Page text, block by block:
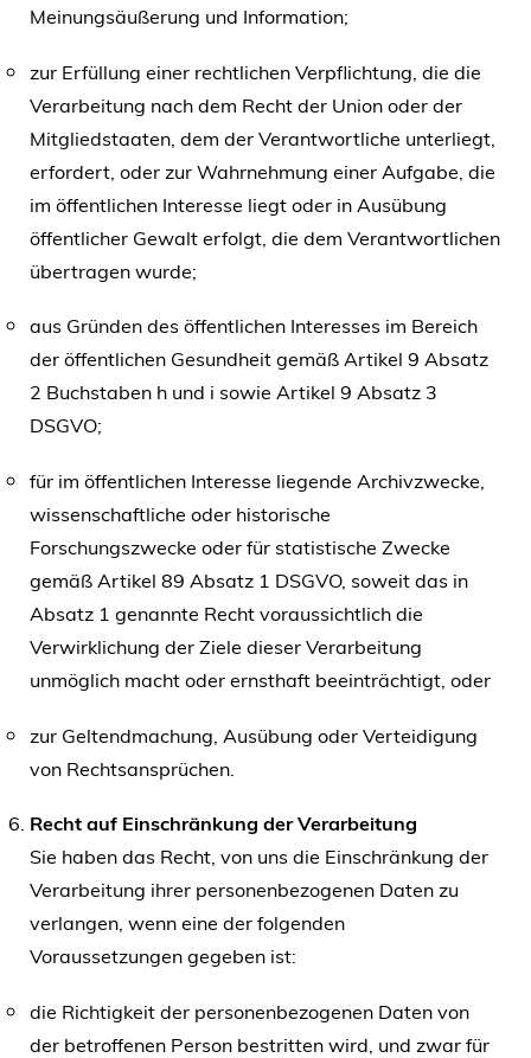
Meinungsäußerung und Information;
zur Erfüllung einer rechtlichen Verpflichtung, die die
Verarbeitung nach dem Recht der Union oder der
Mitgliedstaaten, dem der Verantwortliche unterliegt,
erfordert, oder zur Wahrnehmung einer Aufgabe, die
im öffentlichen Interesse liegt oder in Ausübung
öffentlicher Gewalt erfolgt, die dem Verantwortlichen
übertragen wurde;
aus Gründen des öffentlichen Interesses im Bereich
der öffentlichen Gesundheit gemäß Artikel 9 Absatz
2 Buchstaben h und i sowie Artikel 9 Absatz 3
DSGVO;
für im öffentlichen Interesse liegende Archivzwecke,
wissenschaftliche oder historische
Forschungszwecke oder für statistische Zwecke
gemäß Artikel 89 Absatz 1 DSGVO, soweit das in
Absatz 1 genannte Recht voraussichtlich die
Verwirklichung der Ziele dieser Verarbeitung
unmöglich macht oder ernsthaft beeinträchtigt, oder
zur Geltendmachung, Ausübung oder Verteidigung
von Rechtsansprüchen.
Recht auf Einschränkung der Verarbeitung
Sie haben das Recht, von uns die Einschränkung der
Verarbeitung ihrer personenbezogenen Daten zu
verlangen, wenn eine der folgenden
Voraussetzungen gegeben ist:
die Richtigkeit der personenbezogenen Daten von
der betroffenen Person bestritten wird, und zwar für